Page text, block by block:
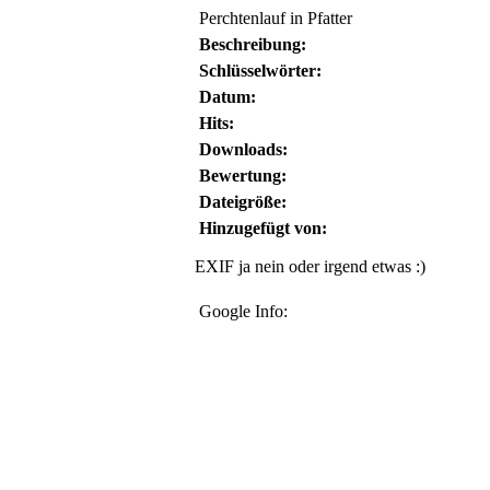
Perchtenlauf in Pfatter
Beschreibung:
Schlüsselwörter:
Datum:
Hits:
Downloads:
Bewertung:
Dateigröße:
Hinzugefügt von:
EXIF ja nein oder irgend etwas :)
Google Info: